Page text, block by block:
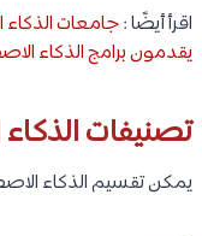
اقرأ أيضًا :
يقدمون برامج الذكاء
تصنيفات
يمكن تقسيم الذكاء